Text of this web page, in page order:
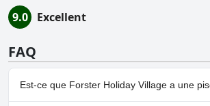
9.0 Excellent
FAQ
Est-ce que Forster Holiday Village a une